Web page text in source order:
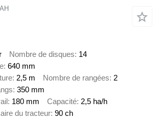
Nombre de disques 14
640 mm
2,5 m Nombre de rangées 2
350 mm
180 mm Capacité 2,5 ha/h
du tracteur 90 ch